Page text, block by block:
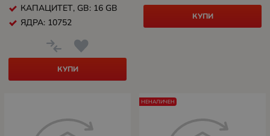
КАПАЦИТЕТ, GB: 16 GB
ЯДРА: 10752
КУПИ
КУПИ
НЕНАЛИЧЕН